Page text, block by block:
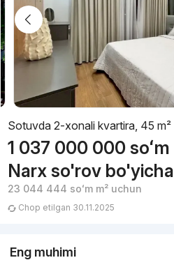
Sotuvda 2-xonali kvartira, 45 m²
1 037 000 000 soʻm
Narx so'rov bo'yicha
23 044 444 soʻmm² uchun
Chop etilgan 30.11.2025
Eng muhimi